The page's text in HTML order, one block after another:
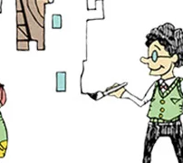
メディア掲載 「住宅
メディア掲載 「住宅